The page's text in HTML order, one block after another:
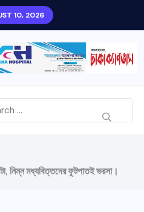
10, 2026
নিম্ন মধ্যবিত্তদের ফুটপাতই ভরসা।